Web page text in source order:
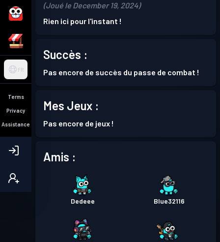
FR
Terms
Privacy
Assistance
(Joué le December 19, 2024)
Rien ici pour l'instant !
Succès :
Pas encore de succès du passe de combat !
Mes Jeux :
Pas encore de jeux !
Amis :
Dedeee Blue32116